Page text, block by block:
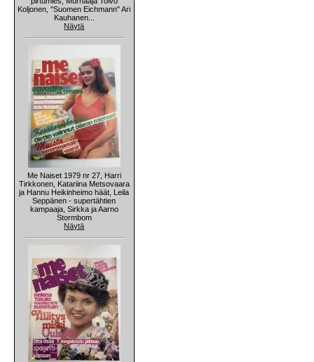
Koljonen, "Suomen Eichmann" Ari
Kauhanen...
Näytä
Me Naiset 1979 nr 27, Harri
Tirkkonen, Katariina Metsovaara
ja Hannu Heikinheimo häät, Leila
Seppänen - supertähtien
kampaaja, Sirkka ja Aarno
Stormbom
Näytä